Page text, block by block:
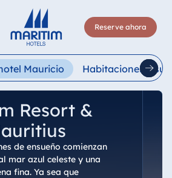
Reserve ahora
Français
Mauricio Habitaciones y
Resort &
de ensueño comienzan
mar azul celeste y una
fina. Ya sea que